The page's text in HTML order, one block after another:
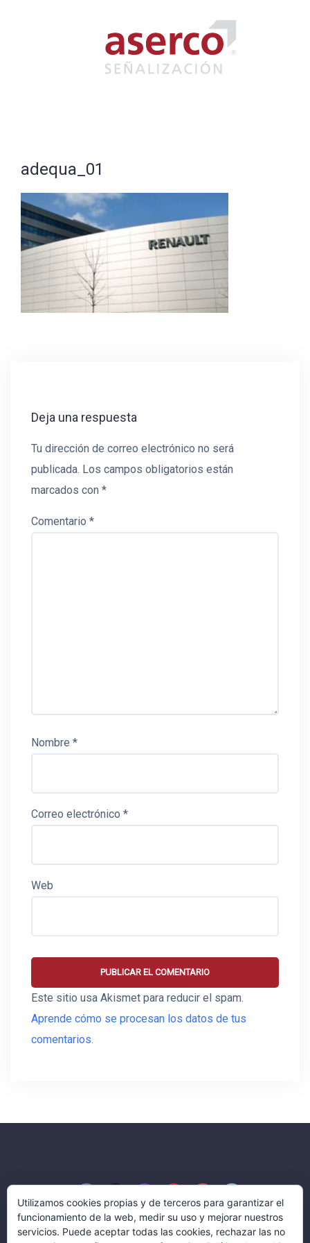
adequa_01
Deja una respuesta
Tu dirección de correo electrónico no será
publicada. Los campos obligatorios están
marcados con *
Comentario *
Nombre *
Correo electrónico *
Web
Este sitio usa Akismet para reducir el spam.
Aprende cómo se procesan los datos de tus
comentarios.
Utilizamos cookies propias y de terceros para garantizar el
funcionamiento de la web, medir su uso y mejorar nuestros
servicios. Puede aceptar todas las cookies, rechazar las no